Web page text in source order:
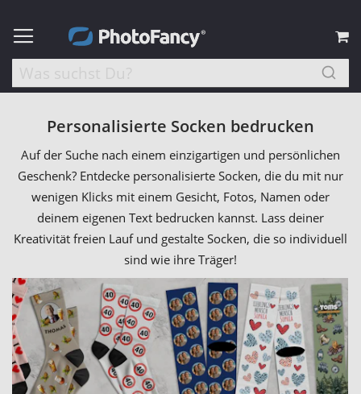
Personalisierte Socken bedrucken
Auf der Suche nach einem einzigartigen und persönlichen
Geschenk? Entdecke personalisierte Socken, die du mit nur
wenigen Klicks mit einem Gesicht, Fotos, Namen oder
deinem eigenen Text bedrucken kannst. Lass deiner
Kreativität freien Lauf und gestalte Socken, die so individuell
sind wie ihre Träger!